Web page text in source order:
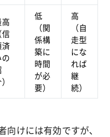
高
信
低
（関
係構
築に
時間
が必
要）
高
（自
走型
にな
れば
継
続）
けには有効ですが、